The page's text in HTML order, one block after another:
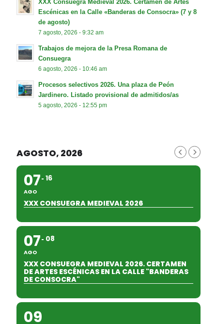
XXX Consuegra Medieval 2026. Certamen de Artes
Escénicas en la Calle «Banderas de Consocra» (7 y 8
de agosto)
7 agosto, 2026 - 9:32 am
Trabajos de mejora de la Presa Romana de
Consuegra
6 agosto, 2026 - 10:46 am
Procesos selectivos 2026. Una plaza de Peón
Jardinero. Listado provisional de admitidos/as
5 agosto, 2026 - 12:55 pm
AGOSTO, 2026
07
AGO
16
XXX CONSUEGRA MEDIEVAL 2026
07
AGO
08
XXX CONSUEGRA MEDIEVAL 2026. CERTAMEN
DE ARTES ESCÉNICAS EN LA CALLE "BANDERAS
DE CONSOCRA"
09